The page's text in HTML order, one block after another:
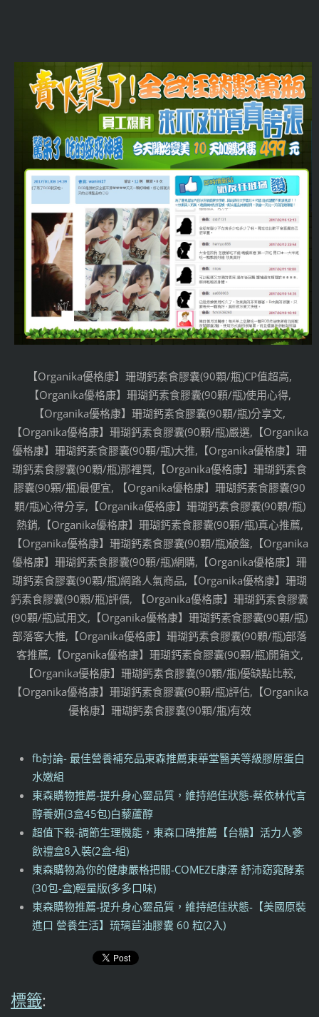
【Organika優格康】珊瑚鈣素食膠囊(90顆/瓶)CP值超高,
【Organika優格康】珊瑚鈣素食膠囊(90顆/瓶)使用心得,
【Organika優格康】珊瑚鈣素食膠囊(90顆/瓶)分享文,
【Organika優格康】珊瑚鈣素食膠囊(90顆/瓶)嚴選,【Organika
優格康】珊瑚鈣素食膠囊(90顆/瓶)大推,【Organika優格康】珊
瑚鈣素食膠囊(90顆/瓶)那裡買,【Organika優格康】珊瑚鈣素食
膠囊(90顆/瓶)最便宜, 【Organika優格康】珊瑚鈣素食膠囊(90
顆/瓶)心得分享,【Organika優格康】珊瑚鈣素食膠囊(90顆/瓶)
熱銷,【Organika優格康】珊瑚鈣素食膠囊(90顆/瓶)真心推薦,
【Organika優格康】珊瑚鈣素食膠囊(90顆/瓶)破盤,【Organika
優格康】珊瑚鈣素食膠囊(90顆/瓶)網購,【Organika優格康】珊
瑚鈣素食膠囊(90顆/瓶)網路人氣商品,【Organika優格康】珊瑚
鈣素食膠囊(90顆/瓶)評價, 【Organika優格康】珊瑚鈣素食膠囊
(90顆/瓶)試用文,【Organika優格康】珊瑚鈣素食膠囊(90顆/瓶)
部落客大推,【Organika優格康】珊瑚鈣素食膠囊(90顆/瓶)部落
客推薦,【Organika優格康】珊瑚鈣素食膠囊(90顆/瓶)開箱文,
【Organika優格康】珊瑚鈣素食膠囊(90顆/瓶)優缺點比較,
【Organika優格康】珊瑚鈣素食膠囊(90顆/瓶)評估,【Organika
優格康】珊瑚鈣素食膠囊(90顆/瓶)有效
fb討論- 最佳營養補充品東森推薦東華堂醫美等級膠原蛋白
水嫩組
東森購物推薦-提升身心靈品質，維持絕佳狀態-蔡依林代言
醇養妍(3盒45包)白藜蘆醇
超值下殺-調節生理機能，東森口碑推薦【台糖】活力人蔘
飲禮盒8入裝(2盒-組)
東森購物為你的健康嚴格把關-COMEZE康澤 舒沛窈窕酵素
(30包-盒)輕量版(多多口味)
東森購物推薦-提升身心靈品質，維持絕佳狀態-【美國原裝
進口 營養生活】琉璃苣油膠囊 60 粒(2入)
標籤: